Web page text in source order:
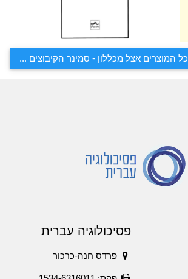
כל המוצרים אצל מכללון - סמינר הקיבוצים ...
פסיכולוגיה עברית
פרדס חנה-כרכור